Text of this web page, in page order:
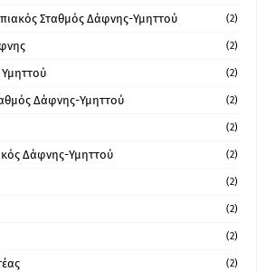
Σταθμός Δάφνης-Υμηττού (2)
(2)
(2)
Δάφνης-Υμηττού (2)
(2)
Δάφνης-Υμηττού (2)
(2)
(2)
(2)
(2)